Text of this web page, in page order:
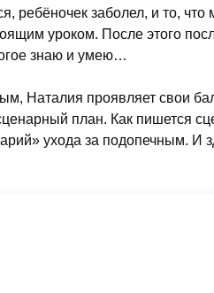
ребёночек заболел, и то, что
уроком. После этого
знаю и умею…
Наталия проявляет свои
план. Как пишется
ухода за подопечным. И